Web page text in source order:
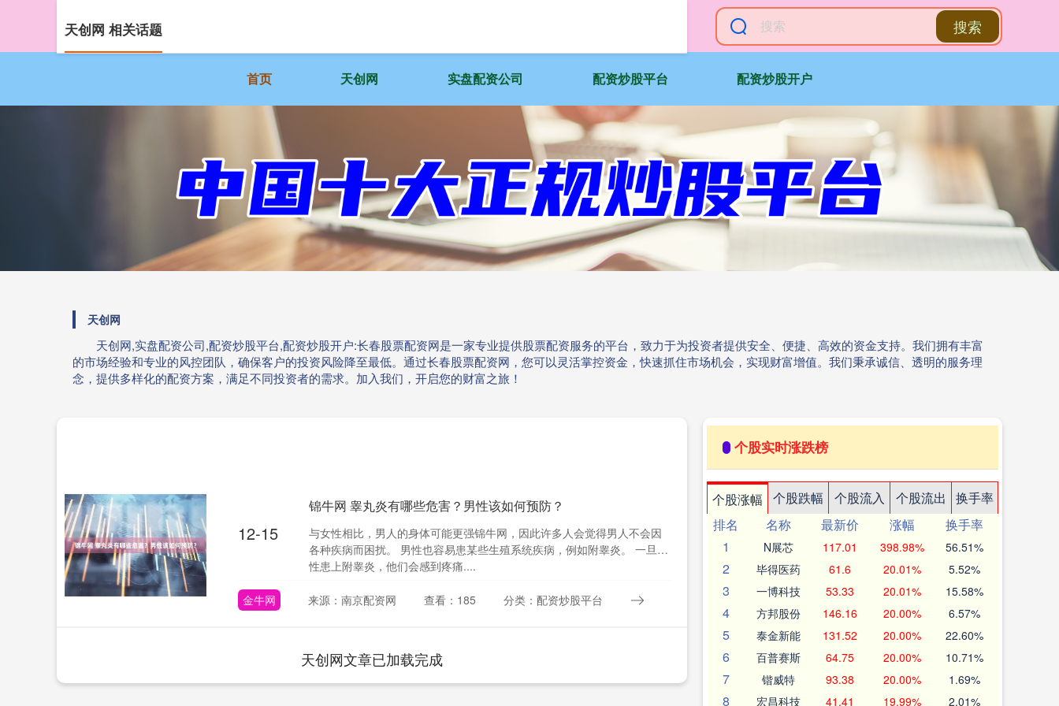
搜索
首页 天创网 实盘配资公司 配资炒股平台 配资炒股开户
天创网
天创网,实盘配资公司,配资炒股平台,配资炒股开户:长春股票配资网是一家专业提供股票配资服务的平台，致力于为投资者提供安全、便捷、高效的资金支持。我们拥有丰富
的市场经验和专业的风控团队，确保客户的投资风险降至最低。通过长春股票配资网，您可以灵活掌控资金，快速抓住市场机会，实现财富增值。我们秉承诚信、透明的服务理
念，提供多样化的配资方案，满足不同投资者的需求。加入我们，开启您的财富之旅！
天创网 相关话题
12-15
锦牛网 睾丸炎有哪些危害？男性该如何预防？
与女性相比，男人的身体可能更强锦牛网，因此许多人会觉得男人不会因
各种疾病而困扰。 男性也容易患某些生殖系统疾病，例如附睾炎。 一旦男
性患上附睾炎，他们会感到疼痛....
金牛网 来源：南京配资网 查看：185 分类：配资炒股平台
天创网文章已加载完成
个股实时涨跌榜
个股涨幅 个股跌幅 个股流入 个股流出
换手率
排名
名称 最新价 涨幅
换手率
1
N展芯 117.01 398.98% 56.51%
2 毕得医药 61.6 20.01% 5.52%
3 一博科技 53.33 20.01% 15.58%
4 方邦股份 146.16 20.00% 6.57%
5 泰金新能 131.52 20.00% 22.60%
6 百普赛斯 64.75 20.00% 10.71%
7 锴威特 93.38 20.00% 1.69%
8 宏昌科技 41.41 19.99% 2.01%